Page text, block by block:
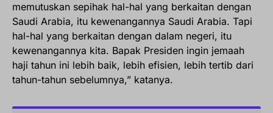
memutuskan sepihak hal-hal yang berkaitan dengan
Saudi Arabia, itu kewenangannya Saudi Arabia. Tapi
hal-hal yang berkaitan dengan dalam negeri, itu
kewenangannya kita. Bapak Presiden ingin jemaah
haji tahun ini lebih baik, lebih efisien, lebih tertib dari
tahun-tahun sebelumnya,” katanya.